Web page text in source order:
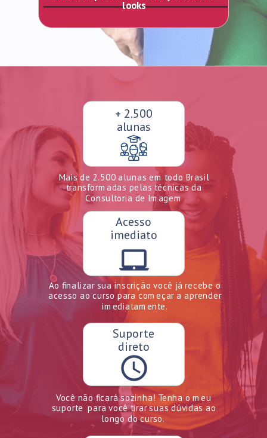
Acesso
imediato
Suporte
direto
Ao finalizar sua inscrição você já recebe o
acesso ao curso para começar a aprender
imediatamente.
Você não ficará sozinha!Tenha o meu
suporte para vocêtirar suas dúvidas ao
longo do curso.
+ 2.500
alunas
Mais de 2.500 alunas em todo Brasil
transformadas pelas técnicas da
Consultoria de Imagem
looks